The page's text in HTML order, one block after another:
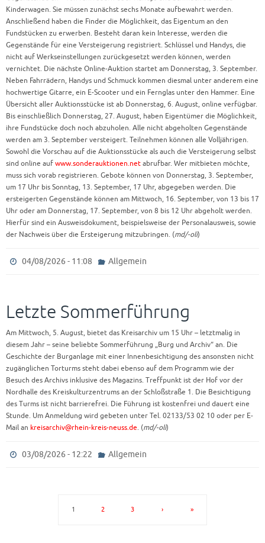
Kinderwagen. Sie müssen zunächst sechs Monate aufbewahrt werden.
Anschließend haben die Finder die Möglichkeit, das Eigentum an den
Fundstücken zu erwerben. Besteht daran kein Interesse, werden die
Gegenstände für eine Versteigerung registriert. Schlüssel und Handys, die
nicht auf Werkseinstellungen zurückgesetzt werden können, werden
vernichtet. Die nächste Online-Auktion startet am Donnerstag, 3. September.
Neben Fahrrädern, Handys und Schmuck kommen diesmal unter anderem eine
hochwertige Gitarre, ein E-Scooter und ein Fernglas unter den Hammer. Eine
Übersicht aller Auktionsstücke ist ab Donnerstag, 6. August, online verfügbar.
Bis einschließlich Donnerstag, 27. August, haben Eigentümer die Möglichkeit,
ihre Fundstücke doch noch abzuholen. Alle nicht abgeholten Gegenstände
werden am 3. September versteigert. Teilnehmen können alle Volljährigen.
Sowohl die Vorschau auf die Auktionsstücke als auch die Versteigerung selbst
sind online auf www.sonderauktionen.net abrufbar. Wer mitbieten möchte,
muss sich vorab registrieren. Gebote können von Donnerstag, 3. September,
um 17 Uhr bis Sonntag, 13. September, 17 Uhr, abgegeben werden. Die
ersteigerten Gegenstände können am Mittwoch, 16. September, von 13 bis 17
Uhr oder am Donnerstag, 17. September, von 8 bis 12 Uhr abgeholt werden.
Hierfür sind ein Ausweisdokument, beispielsweise der Personalausweis, sowie
der Nachweis über die Ersteigerung mitzubringen. (md/-oli)
04/08/2026 - 11:08 Allgemein
Letzte Sommerführung
Am Mittwoch, 5. August, bietet das Kreisarchiv um 15 Uhr – letztmalig in
diesem Jahr – seine beliebte Sommerführung „Burg und Archiv“ an. Die
Geschichte der Burganlage mit einer Innenbesichtigung des ansonsten nicht
zugänglichen Torturms steht dabei ebenso auf dem Programm wie der
Besuch des Archivs inklusive des Magazins. Treffpunkt ist der Hof vor der
Nordhalle des Kreiskulturzentrums an der Schloßstraße 1. Die Besichtigung
des Turms ist nicht barrierefrei. Die Führung ist kostenfrei und dauert eine
Stunde. Um Anmeldung wird gebeten unter Tel. 02133/53 02 10 oder per E-
Mail an kreisarchiv@rhein-kreis-neuss.de. (md/-oli)
03/08/2026 - 12:22 Allgemein
1 2 3 › »